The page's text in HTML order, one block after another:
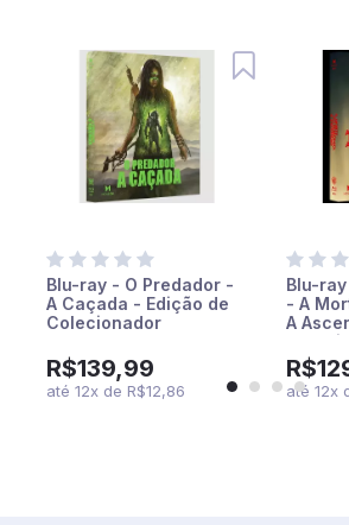
Blu-ray - O Predador -
A Caçada - Edição de
Colecionador
R$139,99
até 12xde R$12,86
Blu-
- A
A
até 12x